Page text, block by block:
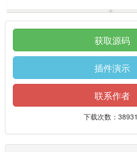
获取源码
插件演示
联系作者
下载次数：38931